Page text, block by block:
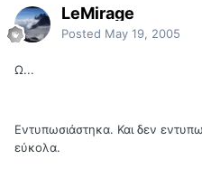
LeMirage
Posted May 19, 2005
Ω...
Εντυπωσιάστηκα. Και δεν
εύκολα.